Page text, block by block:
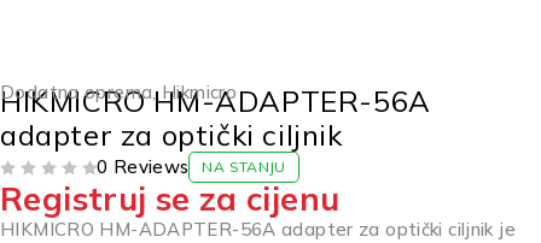
Dodatna oprema, Hikmicro
HIKMICRO HM-ADAPTER-56A
adapter za optički ciljnik
0 Reviews NA STANJU
Registruj se za cijenu
HIKMICRO HM-ADAPTER-56A adapter za optički ciljnik je